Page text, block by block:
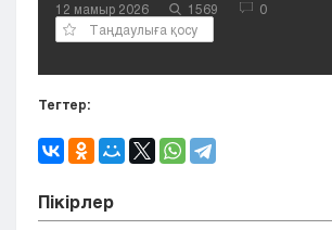
12 мамыр 2026 1569
0
Таңдаулыға қосу
Тегтер:
Пікірлер